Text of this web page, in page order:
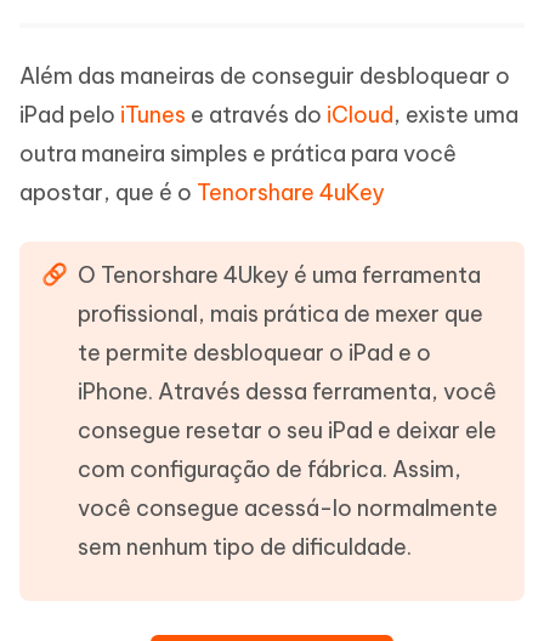
Além das maneiras de conseguir desbloquear o
iPad pelo iTunes e através do iCloud, existe uma
outra maneira simples e prática para você
apostar, que é o Tenorshare 4uKey
O Tenorshare 4Ukey é uma ferramenta
profissional, mais prática de mexer que
te permite desbloquear o iPad e o
iPhone. Através dessa ferramenta, você
consegue resetar o seu iPad e deixar ele
com configuração de fábrica. Assim,
você consegue acessá-lo normalmente
sem nenhum tipo de dificuldade.